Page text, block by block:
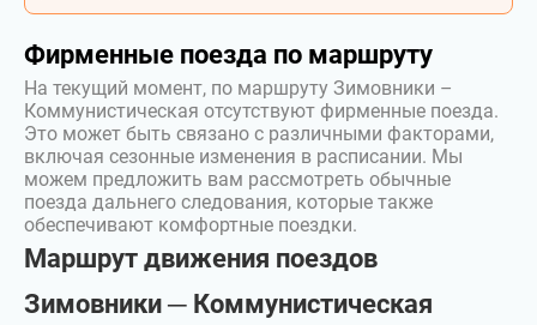
Фирменные поезда по маршруту
На текущий момент, по маршруту Зимовники –
Коммунистическая отсутствуют фирменные поезда.
Это может быть связано с различными факторами,
включая сезонные изменения в расписании. Мы
можем предложить вам рассмотреть обычные
поезда дальнего следования, которые также
обеспечивают комфортные поездки.
Маршрут движения поездов
Зимовники ─ Коммунистическая